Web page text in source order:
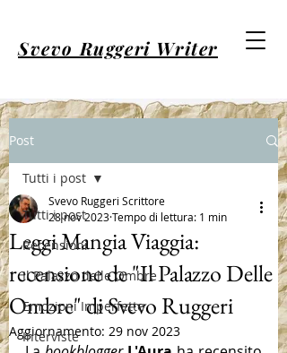
Svevo Ruggeri Writer
Post
Tutti i post
Recensioni
Il Palazzo delle Ombre
Emozioni Imperfette
Interviste
Tutti i post
Leggi Mangia Viaggia:
recensione de "Il Palazzo Delle
Ombre" di Svevo Ruggeri
Svevo Ruggeri Scrittore
28 nov 2023Tempo di lettura: 1 min
Aggiornamento: 29 nov 2023